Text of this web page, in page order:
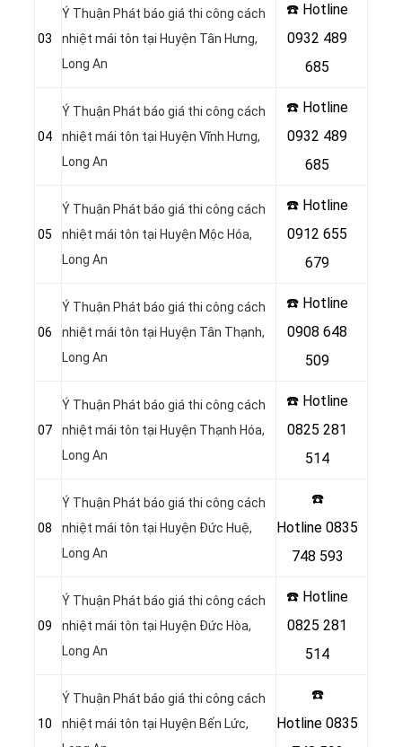
03
Ý Thuận Phát báo giá thi công cách
nhiệt mái tôn tại Huyện Tân Hưng,
Long An
☎️ Hotline
0932 489
685
04
Ý Thuận Phát báo giá thi công cách
nhiệt mái tôn tại Huyện Vĩnh Hưng,
Long An
☎️ Hotline
0932 489
685
05
Ý Thuận Phát báo giá thi công cách
nhiệt mái tôn tại Huyện Mộc Hóa,
Long An
☎️ Hotline
0912 655
679
06
Ý Thuận Phát báo giá thi công cách
nhiệt mái tôn tại Huyện Tân Thạnh,
Long An
☎️ Hotline
0908 648
509
07
Ý Thuận Phát báo giá thi công cách
nhiệt mái tôn tại Huyện Thạnh Hóa,
Long An
☎️ Hotline
0825 281
514
08
Ý Thuận Phát báo giá thi công cách
nhiệt mái tôn tại Huyện Đức Huệ,
Long An
☎️
Hotline 0835
748 593
09
Ý Thuận Phát báo giá thi công cách
nhiệt mái tôn tại Huyện Đức Hòa,
Long An
☎️ Hotline
0825 281
514
10
Ý Thuận Phát báo giá thi công cách
nhiệt mái tôn tại Huyện Bến Lức,
☎️
Hotline 0835